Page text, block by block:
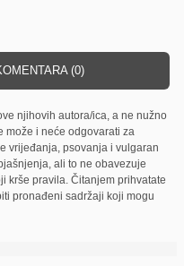
(0)
njihovih autora/ica, a ne nužno
može i neće odgovarati za
vrijeđanja, psovanja i vulgaran
ali to ne obavezuje
krše pravila. Čitanjem prihvatate
pronađeni sadržaji koji mogu